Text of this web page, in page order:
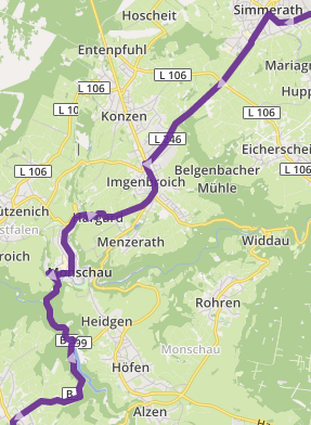
► ► ►